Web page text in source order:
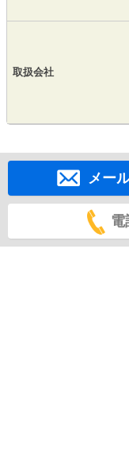
取扱会社
メー